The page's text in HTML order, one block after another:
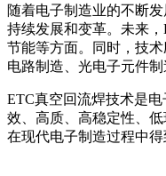
随着电子制造业的不断
持续发展和变革。未来
节能等方面。同时，技
电路制造、光电子元件制
ETC真空回流焊技术是
效、高质、高稳定性、
在现代电子制造过程中得